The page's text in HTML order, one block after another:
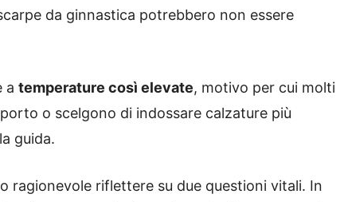
da ginnastica potrebbero non essere
a temperature così elevate, motivo per cui molti
o scelgono di indossare calzature più
guida.
ragionevole riflettere su due questioni vitali. In